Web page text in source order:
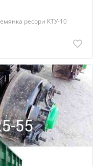
ресори КТУ-10